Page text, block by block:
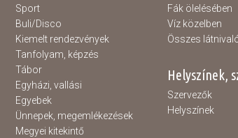
Sport
Buli/Disco
Kiemelt rendezvények
Tanfolyam, képzés
Tábor
Egyházi, vallási
Egyebek
Ünnepek, megemlékezések
Megyei kitekintő
Fák ölelésében
Víz közelben
Összes
Helyszínek,
Szervezők
Helyszínek